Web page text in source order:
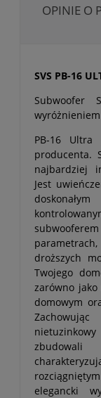
OPINIE O
SVS PB-16
Subwoofer
wyróżnieniem
PB-16
producenta.
najbardziej
Jest
droższych
Twojego
zarówno jako
domowym
elegancki